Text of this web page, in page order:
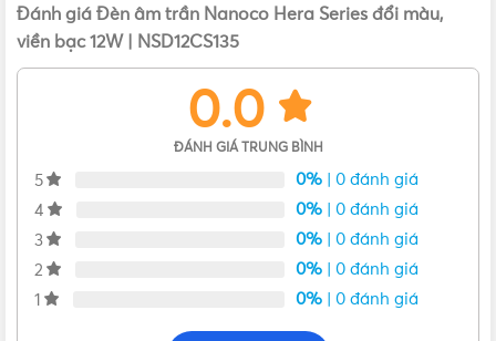
đổi 3 màu NSD12CS135
Đánh giá Đèn âm trần Nanoco Hera Series đổi màu,
viền bạc 12W | NSD12CS135
0.0
ĐÁNH GIÁ TRUNG BÌNH
5 0% | 0 đánh giá
4
0% | 0 đánh giá
3
0% | 0 đánh giá
2
0% | 0 đánh giá
1
0% | 0 đánh giá